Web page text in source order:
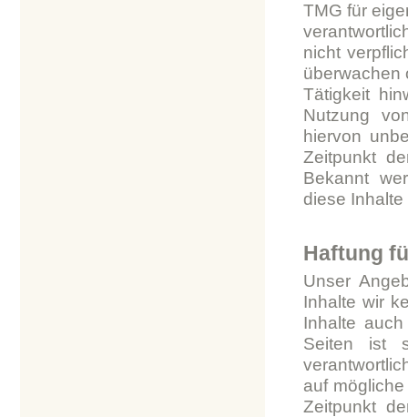
TMG für
nicht
überwachen
Tätigkeit
Nutzung
hiervon
Zeitpunkt
Bekannt
diese
Haftung
Unser
Inhalte wir
Inhalte
Seiten ist
auf
Zeitpunkt